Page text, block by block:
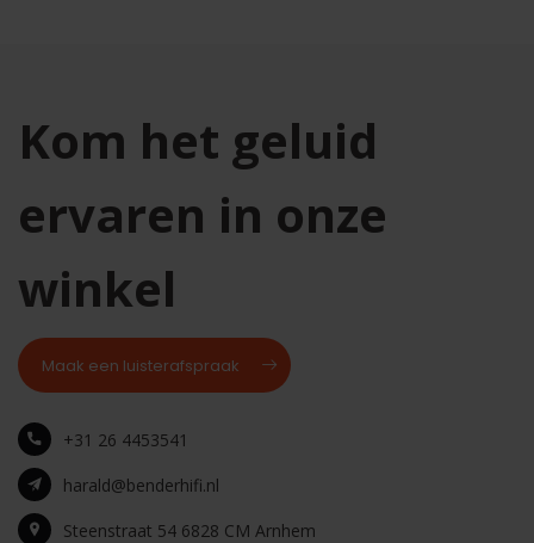
Kom het geluid
ervaren in onze
winkel
Maak een luisterafspraak
+31 26 4453541
harald@benderhifi.nl
Steenstraat 54 6828 CM Arnhem